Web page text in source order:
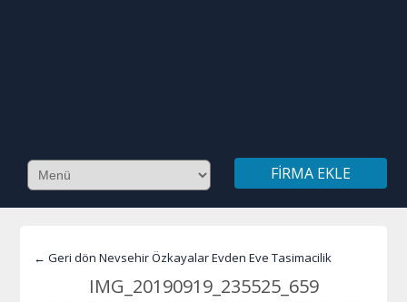
FIRMA EKLE
← Geri dön Nevsehir Özkayalar Evden Eve Tasimacilik
IMG_20190919_235525_659